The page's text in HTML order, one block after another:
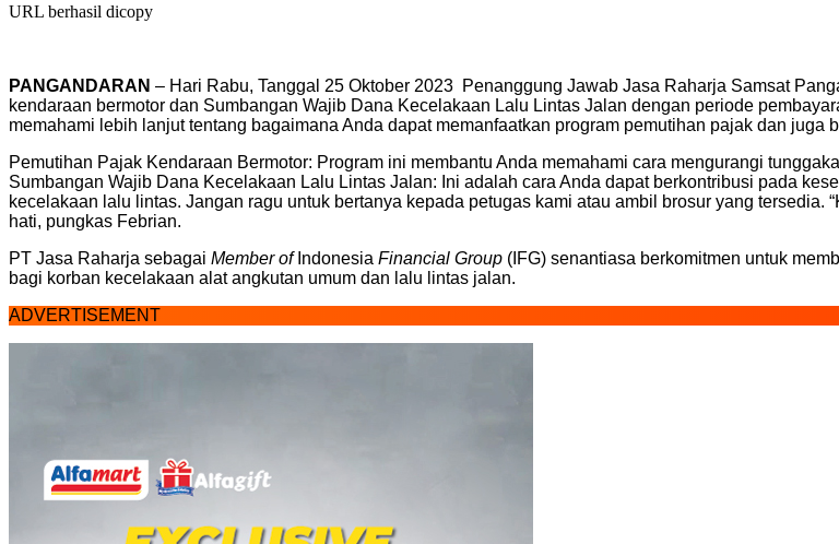
URL berhasil dicopy
PANGANDARAN – Hari Rabu, Tanggal 25 Oktober 2023 Penanggung Jawab Jasa Raharja Samsat
kendaraan bermotor dan Sumbangan Wajib Dana Kecelakaan Lalu Lintas Jalan dengan periode
memahami lebih lanjut tentang bagaimana Anda dapat memanfaatkan program pemutihan pajak dan juga
Pemutihan Pajak Kendaraan Bermotor: Program ini membantu Anda memahami cara mengurangi
Sumbangan Wajib Dana Kecelakaan Lalu Lintas Jalan: Ini adalah cara Anda dapat berkontribusi pada
kecelakaan lalu lintas. Jangan ragu untuk bertanya kepada petugas kami atau ambil brosur yang
hati, pungkas Febrian.
PT Jasa Raharja sebagai Member ofIndonesia Financial Group (IFG) senantiasa berkomitmen untuk
bagi korban kecelakaan alat angkutan umum dan lalu lintas jalan.
ADVERTISEMENT